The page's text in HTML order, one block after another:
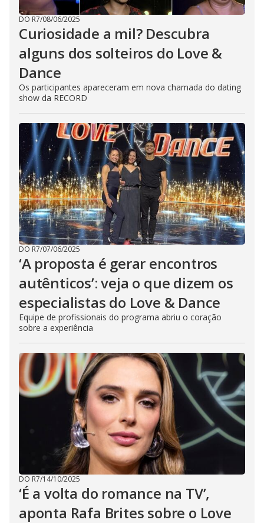
DO R7/08/06/2025
Curiosidade a mil? Descubra
alguns dos solteiros do Love &
Dance
Os participantes apareceram em nova chamada do dating
show da RECORD
DO R7/07/06/2025
‘A proposta é gerar encontros
autênticos’: veja o que dizem os
especialistas do Love & Dance
Equipe de profissionais do programa abriu o coração
sobre a experiência
DO R7/14/10/2025
‘É a volta do romance na TV’,
aponta Rafa Brites sobre o Love